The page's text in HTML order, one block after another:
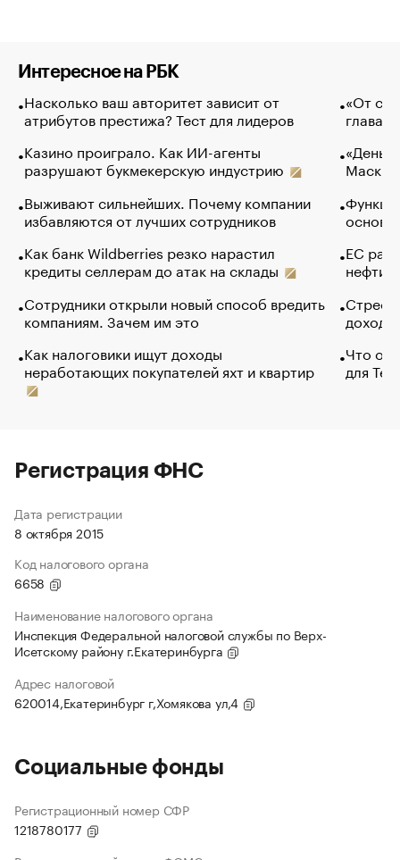
Интересное на РБК
Насколько ваш авторитет зависит от
атрибутов престижа? Тест для лидеров
Казино проиграло. Как ИИ-агенты
разрушают букмекерскую индустрию
Выживают сильнейших. Почему компании
избавляются от лучших сотрудников
Как банк Wildberries резко нарастил
кредиты селлерам до атак на склады
Сотрудники открыли новый способ вредить
компаниям. Зачем им это
Как налоговики ищут доходы
неработающих покупателей яхт и квартир
«От
глава
Маск в
основ
ЕС
нефти
Что
для
Регистрация ФНС
Дата регистрации
8 октября 2015
Код налогового органа
6658
Наименование налогового органа
Инспекция Федеральной налоговой службы по Верх-
Исетскому району г.Екатеринбурга
Адрес налоговой
620014,Екатеринбург г,Хомякова ул,4
Социальные фонды
Регистрационный номер СФР
1218780177